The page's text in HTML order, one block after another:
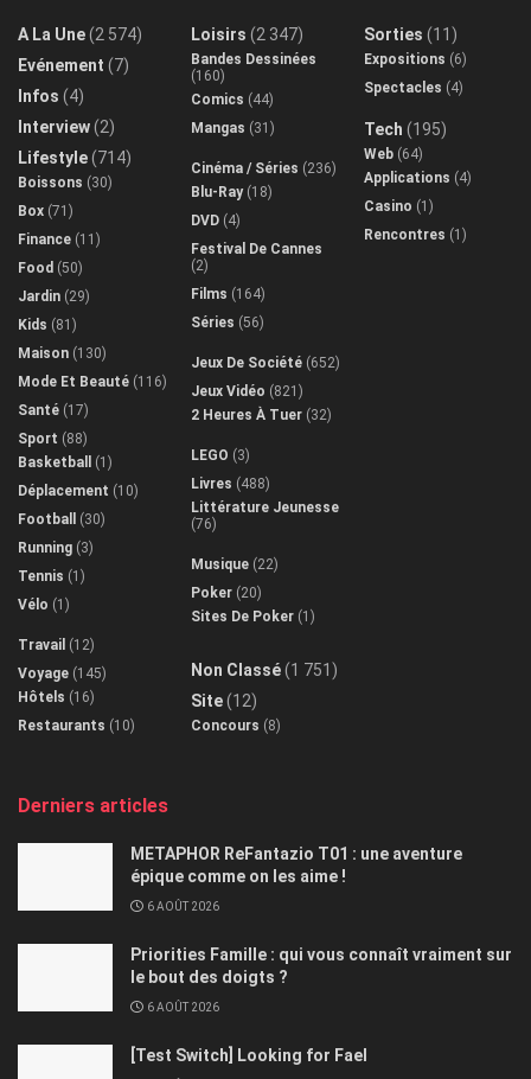
A La Une(2 574)
Evénement (7)
Infos (4)
Interview(2)
Lifestyle(714)
Boissons (30)
Box (71)
Finance (11)
Food (50)
Jardin (29)
Kids (81)
Maison (130)
Mode Et Beauté (116)
Santé (17)
Sport (88)
Basketball
(1)
Déplacement (10)
Football
(30)
Running (3)
Tennis (1)
Vélo (1)
Travail (12)
Voyage (145)
Hôtels (16)
Restaurants (10)
Loisirs (2 347)
Bandes Dessinées
(160)
Comics (44)
Mangas (31)
Cinéma / Séries (236)
Blu-Ray(18)
DVD (4)
Festival De Cannes
(2)
Films (164)
Séries (56)
Jeux De Société (652)
Jeux Vidéo (821)
2 Heures À Tuer (32)
LEGO (3)
Livres (488)
Littérature Jeunesse
(76)
Musique (22)
Poker (20)
Sites De Poker (1)
Non Classé(1 751)
Site(12)
Concours (8)
Sorties (11)
Expositions (6)
Spectacles (4)
Tech (195)
Web (64)
Applications (4)
Casino (1)
Rencontres (1)
Derniers articles
METAPHOR ReFantazio T01 : une aventure
épique comme on les aime !
6 AOÛT 2026
Priorities Famille : qui vous connaît vraiment sur
le bout des doigts ?
6 AOÛT 2026
[Test Switch] Looking for Fael